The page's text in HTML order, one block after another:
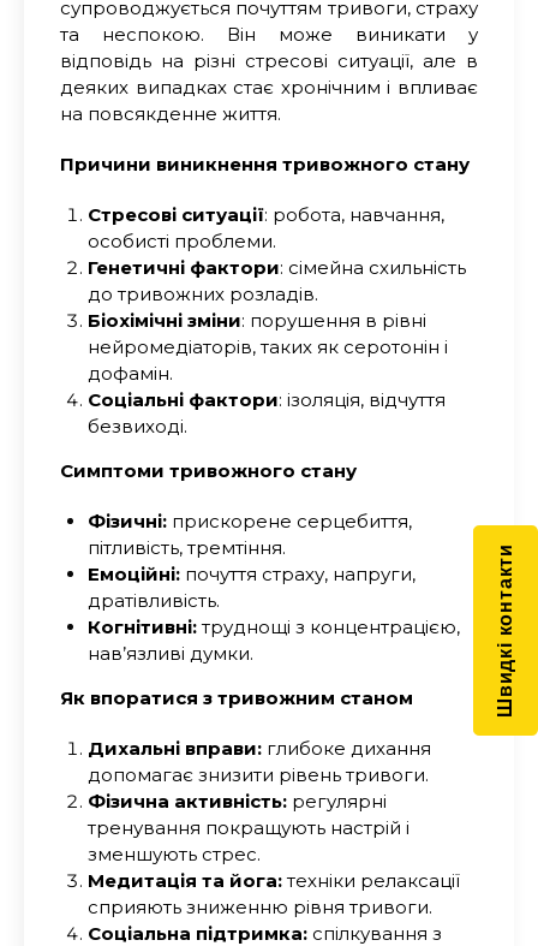
супроводжується почуттям тривоги, страху
та неспокою. Він може виникати у
відповідь на різні стресові ситуації, але в
деяких випадках стає хронічним і впливає
на повсякденне життя.
Причини виникнення тривожного стану
Стресові ситуації: робота, навчання,
особисті проблеми.
Генетичні фактори: сімейна схильність
до тривожних розладів.
Біохімічні зміни: порушення в рівні
нейромедіаторів, таких як серотонін і
дофамін.
Соціальні фактори: ізоляція, відчуття
безвиході.
Симптоми тривожного стану
Фізичні:прискорене серцебиття,
пітливість, тремтіння.
Емоційні:почуття страху, напруги,
дратівливість.
Когнітивні:труднощі з концентрацією,
нав’язливі думки.
Як впоратися з тривожним станом
Дихальні вправи: глибоке дихання
допомагає знизити рівень тривоги.
Фізична активність: регулярні
тренування покращують настрій і
зменшують стрес.
Медитація та йога: техніки релаксації
сприяють зниженню рівня тривоги.
Соціальна підтримка: спілкування з
Швидкі контакти